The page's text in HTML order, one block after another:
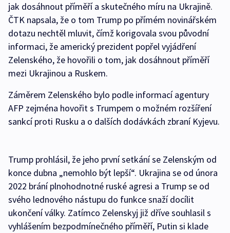
jak dosáhnout příměří a skutečného míru na Ukrajině.
ČTK napsala, že o tom Trump po přímém novinářském
dotazu nechtěl mluvit, čímž korigovala svou původní
informaci, že americký prezident popřel vyjádření
Zelenského, že hovořili o tom, jak dosáhnout příměří
mezi Ukrajinou a Ruskem.
Záměrem Zelenského bylo podle informací agentury
AFP zejména hovořit s Trumpem o možném rozšíření
sankcí proti Rusku a o dalších dodávkách zbraní Kyjevu.
Trump prohlásil, že jeho první setkání se Zelenským od
konce dubna „nemohlo být lepší“. Ukrajina se od února
2022 brání plnohodnotné ruské agresi a Trump se od
svého lednového nástupu do funkce snaží docílit
ukončení války. Zatímco Zelenskyj již dříve souhlasil s
vyhlášením bezpodmínečného příměří, Putin si klade